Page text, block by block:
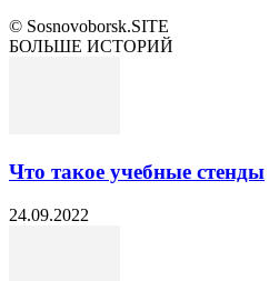
© Sosnovoborsk.SITE
БОЛЬШЕ ИСТОРИЙ
Что такое учебные стенды
24.09.2022